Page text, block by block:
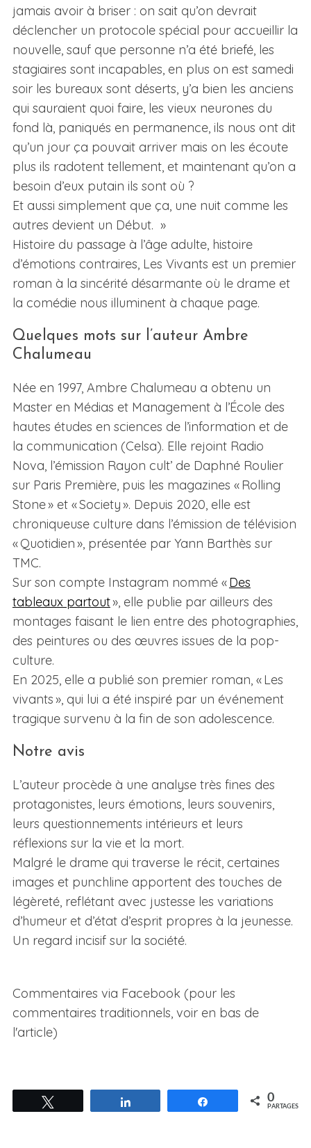
jamais avoir à briser : on sait qu’on devrait
déclencher un protocole spécial pour accueillir la
nouvelle, sauf que personne n’a été briefé, les
stagiaires sont incapables, en plus on est samedi
soir les bureaux sont déserts, y’a bien les anciens
qui sauraient quoi faire, les vieux neurones du
fond là, paniqués en permanence, ils nous ont dit
qu’un jour ça pouvait arriver mais on les écoute
plus ils radotent tellement, et maintenant qu’on a
besoin d’eux putain ils sont où ?
Et aussi simplement que ça, une nuit comme les
autres devient un Début. »
Histoire du passage à l’âge adulte, histoire
d’émotions contraires, Les Vivants est un premier
roman à la sincérité désarmante où le drame et
la comédie nous illuminent à chaque page.
Quelques mots sur l’auteur Ambre
Chalumeau
Née en 1997, Ambre Chalumeau a obtenu un
Master en Médias et Management à l’École des
hautes études en sciences de l’information et de
la communication (Celsa). Elle rejoint Radio
Nova, l’émission Rayon cult’ de Daphné Roulier
sur Paris Première, puis les magazines « Rolling
Stone » et « Society ». Depuis 2020, elle est
chroniqueuse culture dans l’émission de télévision
« Quotidien », présentée par Yann Barthès sur
TMC.
Sur son compte Instagram nommé «Des
tableaux partout», elle publie par ailleurs des
montages faisant le lien entre des photographies,
des peintures ou des œuvres issues de la pop-
culture.
En 2025, elle a publié son premier roman, « Les
vivants », qui lui a été inspiré par un événement
tragique survenu à la fin de son adolescence.
Notre avis
L’auteur procède à une analyse très fines des
protagonistes, leurs émotions, leurs souvenirs,
leurs questionnements intérieurs et leurs
réflexions sur la vie et la mort.
Malgré le drame qui traverse le récit, certaines
images et punchline apportent des touches de
légèreté, reflétant avec justesse les variations
d’humeur et d’état d’esprit propres à la jeunesse.
Un regard incisif sur la société.
Commentaires via Facebook (pour les
commentaires traditionnels, voir en bas de
l'article)
Partagez 0
PARTAGES